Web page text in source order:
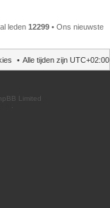
leden 12299 • Ons nieuwste
Alle tijden zijn UTC+02:00
Limited